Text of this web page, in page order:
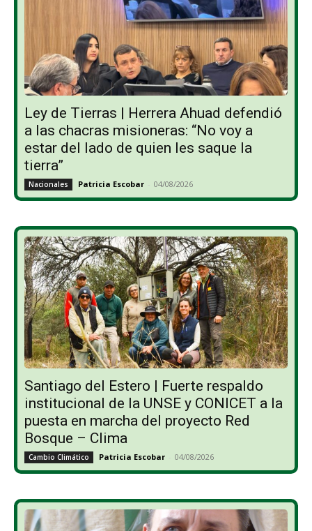
Ley de Tierras | Herrera Ahuad defendió
a las chacras misioneras: “No voy a
estar del lado de quien les saque la
tierra”
Nacionales Patricia Escobar - 04/08/2026
Santiago del Estero | Fuerte respaldo
institucional de la UNSE y CONICET a la
puesta en marcha del proyecto Red
Bosque – Clima
Cambio Climático Patricia Escobar - 04/08/2026